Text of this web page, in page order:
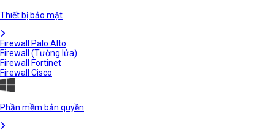
Thiết bị bảo mật
Firewall Palo Alto
Firewall (Tường lửa)
Firewall Fortinet
Firewall Cisco
Phần mềm bản quyền